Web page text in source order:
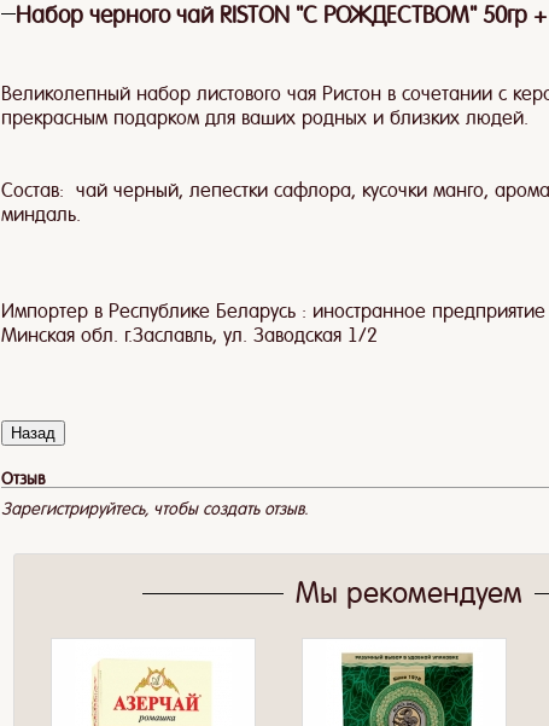
Набор черного чай RISTON "С РОЖДЕСТВОМ" 50гр
Великолепный набор листового чая Ристон в сочетании с
прекрасным подарком для ваших родных и близких людей.
Состав: чай черный, лепестки сафлора, кусочки манго,
миндаль.
Импортер в Республике Беларусь : иностранное
Минская обл. г.Заславль, ул. Заводская 1/2
Отзыв
Зарегистрируйтесь, чтобы создать отзыв.
Мы рекомендуем